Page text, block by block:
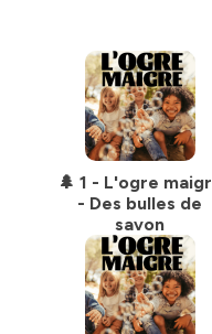
🌲 1 - L'ogre
- Des bulles de
savon